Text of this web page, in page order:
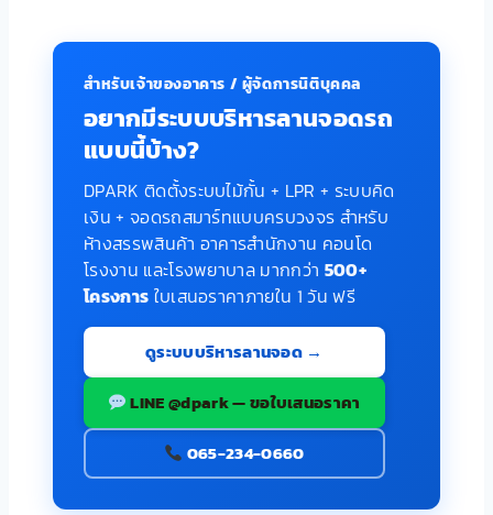
สำหรับเจ้าของอาคาร / ผู้จัดการนิติบุคคล
อยากมีระบบบริหารลานจอดรถ
แบบนี้บ้าง?
DPARK ติดตั้งระบบไม้กั้น + LPR + ระบบคิด
เงิน + จอดรถสมาร์ทแบบครบวงจร สำหรับ
ห้างสรรพสินค้า อาคารสำนักงาน คอนโด
โรงงาน และโรงพยาบาล มากกว่า 500+
โครงการ ใบเสนอราคาภายใน 1 วัน ฟรี
ดูระบบบริหารลานจอด →
LINE @dpark — ขอใบเสนอราคา
065-234-0660